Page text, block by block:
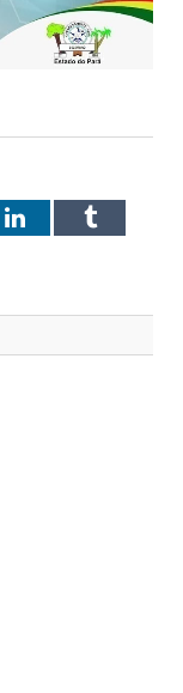
LinkedInTumblr